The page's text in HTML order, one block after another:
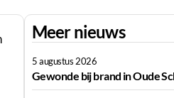
Meer nieuws
5 augustus 2026
Gewonde bij brand in Oude